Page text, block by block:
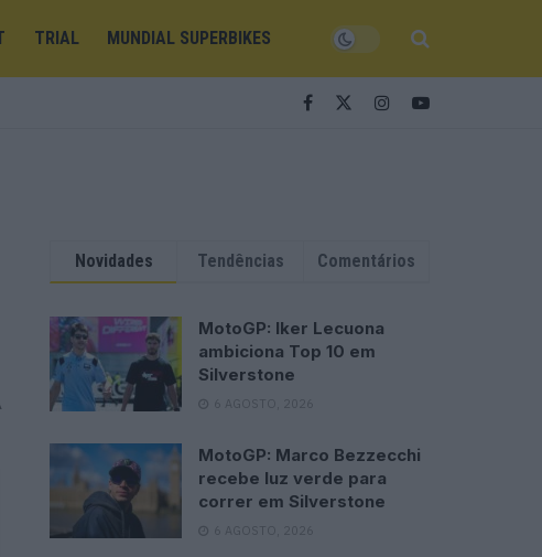
TRIAL MUNDIAL SUPERBIKES
Novidades Tendências Comentários
MotoGP: Iker Lecuona
ambiciona Top 10 em
Silverstone
6 AGOSTO, 2026
MotoGP: Marco Bezzecchi
recebe luz verde para
correr em Silverstone
6 AGOSTO, 2026